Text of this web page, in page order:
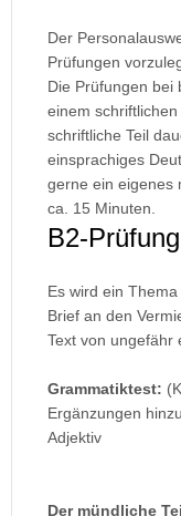
Der
Prüfungen
Die Prüfungen bei
einem
schriftliche Teil
einsprachiges
gerne ein eigenes
ca. 15 Minuten.
B2-
Es wird ein
Brief an den
Text von ungefähr
Grammatiktest:
Ergänzungen
Adjektiv
Der mündliche